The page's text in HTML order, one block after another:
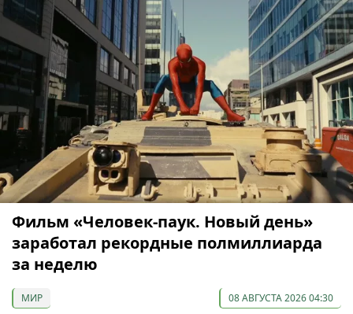
Фильм «Человек-паук. Новый день»
заработал рекордные полмиллиарда
за неделю
МИР 08 АВГУСТА 2026 04:30